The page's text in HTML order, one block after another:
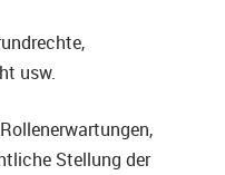
usw.
Stellung der